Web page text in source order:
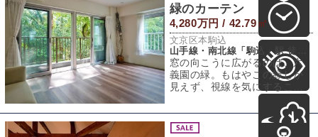
緑のカーテン
4,280万円 / 42.79㎡
文京区本駒込
窓の向こうに広がるのは、六
義園の緑。もはやこの緑しか
見えず、視線を気にすること
なく、四季の移ろいを部屋に
いながら感じられ